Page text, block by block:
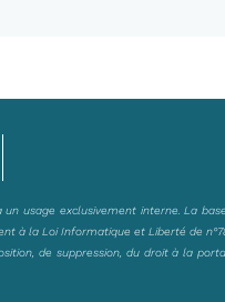
usage exclusivement interne. La
à la Loi Informatique et Liberté de
de suppression, du droit à la